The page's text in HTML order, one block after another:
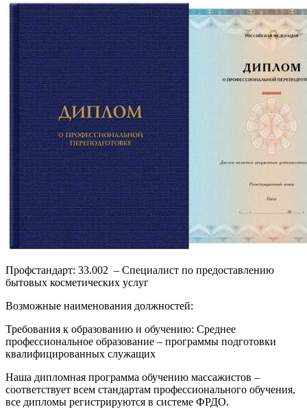
Профстандарт: 33.002 – Специалист по предоставлению
бытовых косметических услуг
Возможные наименования должностей:
Требования к образованию и обучению: Среднее
профессиональное образование – программы подготовки
квалифицированных служащих
Наша дипломная программа обучению массажистов –
соответствует всем стандартам профессионального обучения,
все дипломы регистрируются в системе ФРДО.